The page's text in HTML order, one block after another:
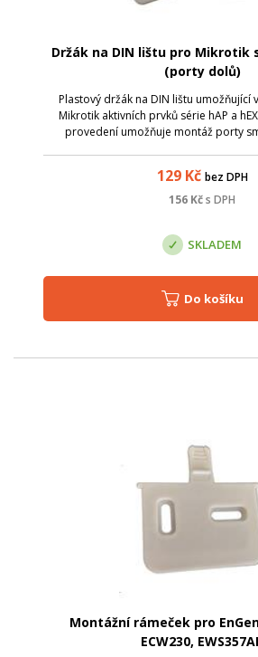
Držák na DIN lištu pro Mikrotik
(porty dolů)
Plastový držák na DIN lištu umožňující
Mikrotik aktivních prvků série hAP a
provedení umožňuje montáž porty
129Kč bez DPH
156 Kčs DPH
SKLADEM
Do košíku
Montážní rámeček pro
ECW230,